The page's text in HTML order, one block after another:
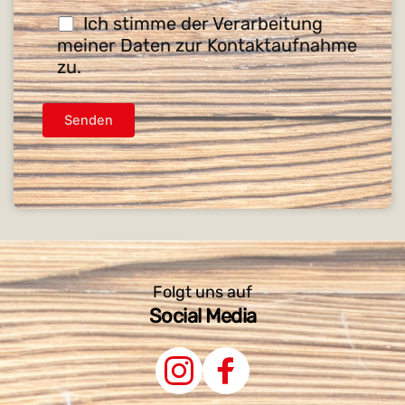
• individuelle Planung nach Grundstück,
Hausarchitektur und Bedarf
• passgenaue Fertigung aus hochwertigem
Konstruktionsholz
• Einzelcarports, Doppelcarports oder
Sonderformen
• Integration von Abstellräumen,
Geräteschuppen, Sichtschutzelementen oder
Dachbegrünung
• professionelle Montage durch unser eigenes
Team
• Kombination mit Dachentwässerung und
Pflasterarbeiten auf Wunsch
• Unterstützung bei Genehmigungen und
baulichen Vorgaben
Ob für das private Eigenheim oder den
gewerblichen Einsatz. Wir bauen Carports, die
Ich stimme der Verarbeitung
meiner Daten zur Kontaktaufnahme
zu.
Folgt uns auf
Social Media